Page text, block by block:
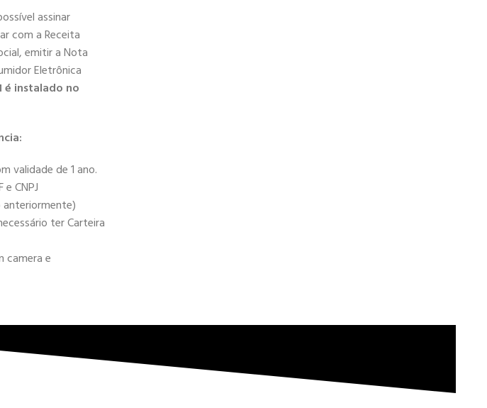
assinar
com a Receita
emitir a Nota
Eletrônica
é instalado no
validade de 1 ano.
CNPJ
ter Carteira
camera e